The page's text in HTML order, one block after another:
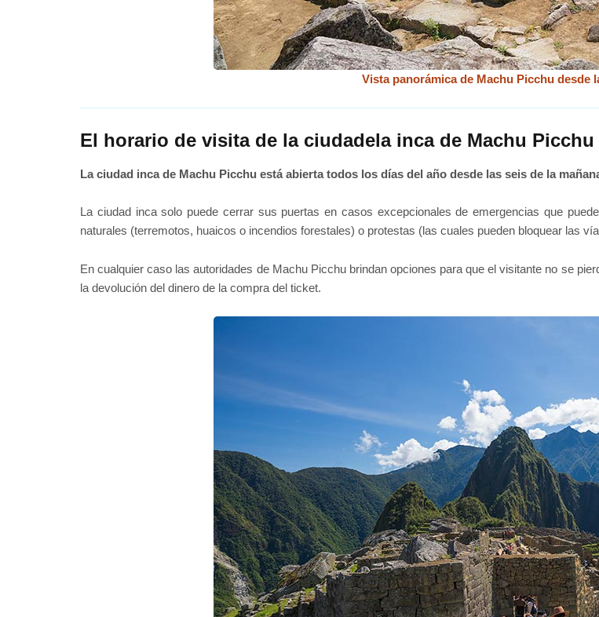
Vista panorámica de Machu Picchu desde
El horario de visita de la ciudadela inca de Machu Picchu
La ciudad inca de Machu Picchu está abierta todos los días del año desde las seis de la
La ciudad inca solo puede cerrar sus puertas en casos excepcionales de emergencias que
naturales (terremotos, huaicos o incendios forestales) o protestas (las cuales pueden bloquear las
En cualquier caso las autoridades de Machu Picchu brindan opciones para que el visitante no se
la devolución del dinero de la compra del ticket.